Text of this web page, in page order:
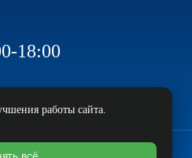
18:00
работы сайта.